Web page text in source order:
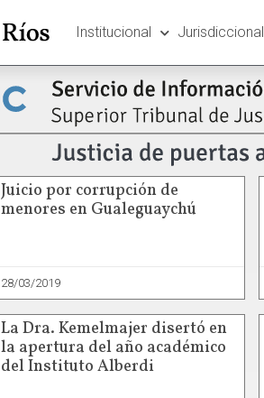
Institucional Jurisdiccional
Juicio por corrupción de
menores en Gualeguaychú
28/03/2019
La Dra. Kemelmajer disertó en
la apertura del año académico
del Instituto Alberdi